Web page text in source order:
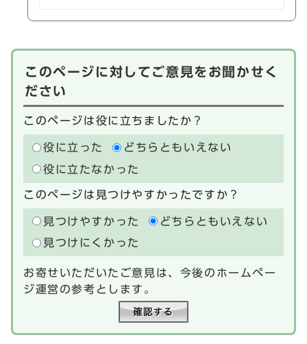
このページに対してご意見をお聞かせく
ださい
このページは役に立ちましたか？
役に立った
どちらともいえない
役に立たなかった
このページは見つけやすかったですか？
見つけやすかった
どちらともいえない
見つけにくかった
お寄せいただいたご意見は、今後のホームペー
ジ運営の参考とします。